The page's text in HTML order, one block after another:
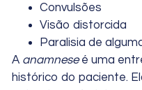
Convulsões
Visão distorcida
Paralisia de
A anamneseé uma
histórico do paciente.